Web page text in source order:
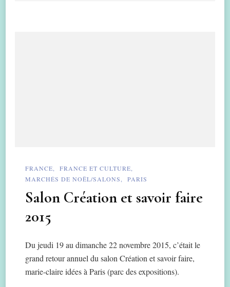
FRANCE
FRANCE ET CULTURE
MARCHÉS DE NOËL/SALONS
PARIS
Salon Création et savoir faire
2015
Du jeudi 19 au dimanche 22 novembre 2015, c’était le
grand retour annuel du salon Création et savoir faire,
marie-claire idées à Paris (parc des expositions).